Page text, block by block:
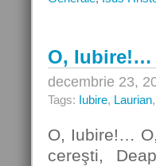
O, Iubire!…
decembrie 23,
Tags: Iubire, Laurian,
O, Iubire!…
cereşti,